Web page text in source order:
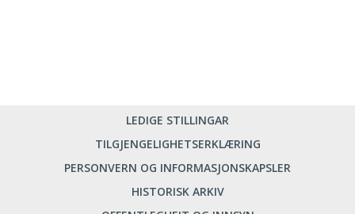
LEDIGE STILLINGAR
TILGJENGELIGHETSERKLÆRING
PERSONVERN OG INFORMASJONSKAPSLER
HISTORISK ARKIV